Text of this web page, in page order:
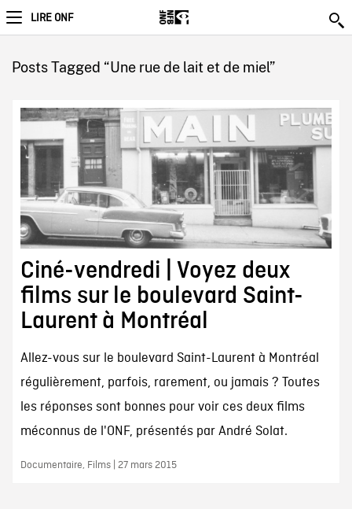
LIRE ONF
Posts Tagged “Une rue de lait et de miel”
Ciné-vendredi | Voyez deux
films sur le boulevard Saint-
Laurent à Montréal
Allez-vous sur le boulevard Saint-Laurent à Montréal
régulièrement, parfois, rarement, ou jamais ? Toutes
les réponses sont bonnes pour voir ces deux films
méconnus de l'ONF, présentés par André Solat.
Documentaire, Films | 27 mars 2015